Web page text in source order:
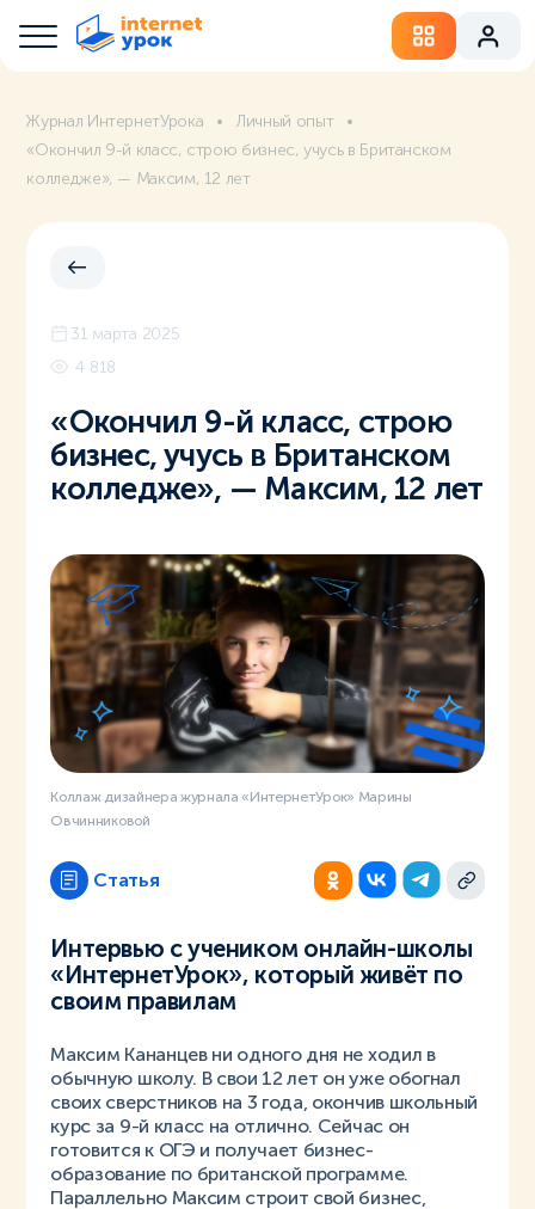
Журнал ИнтернетУрока
Личный опыт
«Окончил 9-й класс, строю бизнес, учусь в Британском
колледже», — Максим, 12 лет
31 марта 2025
4 818
«Окончил 9-й класс, строю
бизнес, учусь в Британском
колледже», — Максим, 12 лет
Коллаж дизайнера журнала «ИнтернетУрок» Марины
Овчинниковой
Статья
Интервью с учеником онлайн-школы
«ИнтернетУрок», который живёт по
своим правилам
Максим Кананцев ни одного дня не ходил в
обычную школу. В свои 12 лет он уже обогнал
своих сверстников на 3 года, окончив школьный
курс за 9-й класс на отлично. Сейчас он
готовится к ОГЭ и получает бизнес-
образование по британской программе.
Параллельно Максим строит свой бизнес,